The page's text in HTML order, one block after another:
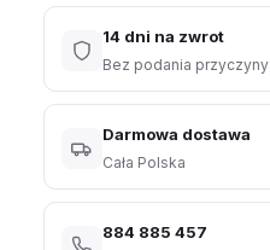
14 dni na zwrot
Bez podania przyczyny
Darmowa dostawa
Cała Polska
884 885 457